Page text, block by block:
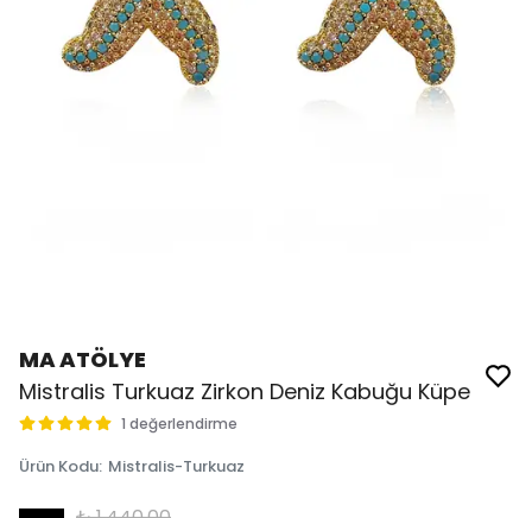
MA ATÖLYE
Mistralis Turkuaz Zirkon Deniz Kabuğu Küpe
1 değerlendirme
Ürün Kodu: Mistralis-Turkuaz